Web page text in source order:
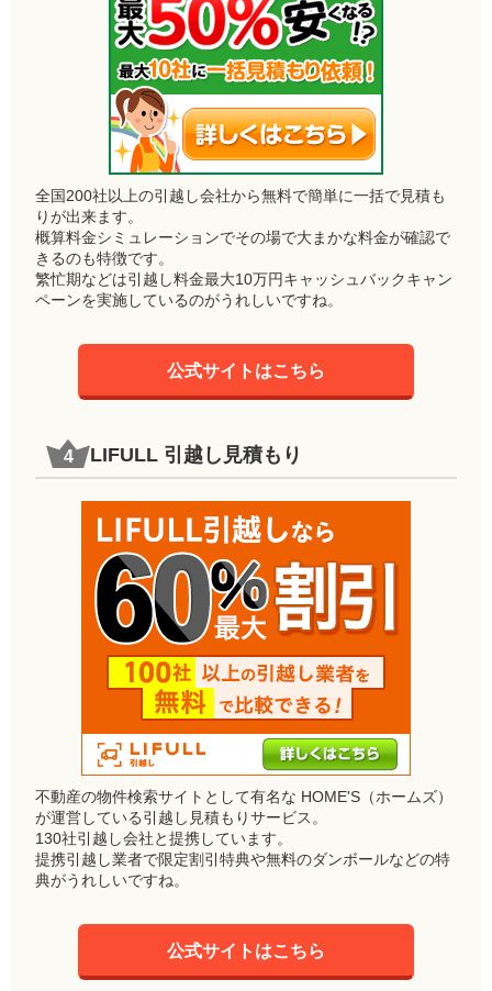
全国200社以上の引越し会社から無料で簡単に一括で見積も
りが出来ます。
概算料金シミュレーションでその場で大まかな料金が確認で
きるのも特徴です。
繁忙期などは引越し料金最大10万円キャッシュバックキャン
ペーンを実施しているのがうれしいですね。
公式サイトはこちら
LIFULL 引越し見積もり
不動産の物件検索サイトとして有名な HOME'S（ホームズ）
が運営している引越し見積もりサービス。
130社引越し会社と提携しています。
提携引越し業者で限定割引特典や無料のダンボールなどの特
典がうれしいですね。
公式サイトはこちら